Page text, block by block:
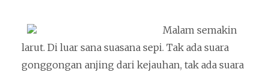
Malam semakin
larut. Di luar sana suasana sepi. Tak ada suara
gonggongan anjing dari kejauhan, tak ada suara